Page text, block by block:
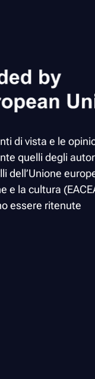
di vista e le
quelli degli
dell’Unione
e la cultura
essere ritenute